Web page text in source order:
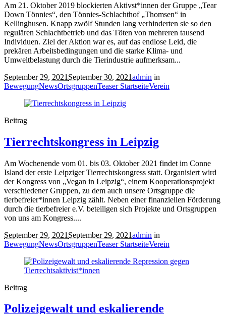
Am 21. Oktober 2019 blockierten Aktivst*innen der Gruppe „Tear
Down Tönnies“, den Tönnies-Schlachthof „Thomsen“ in
Kellinghusen. Knapp zwölf Stunden lang verhinderten sie so den
regulären Schlachtbetrieb und das Töten von mehreren tausend
Individuen. Ziel der Aktion war es, auf das endlose Leid, die
prekären Arbeitsbedingungen und die starke Klima- und
Umweltbelastung durch die Tierindustrie aufmerksam...
September 29, 2021 September 30, 2021admin in
BewegungNewsOrtsgruppenTeaser StartseiteVerein
Beitrag
Tierrechtskongress in Leipzig
Am Wochenende vom 01. bis 03. Oktober 2021 findet im Conne
Island der erste Leipziger Tierrechtskongress statt. Organisiert wird
der Kongress von „Vegan in Leipzig“, einem Kooperationsprojekt
verschiedener Gruppen, zu dem auch unsere Ortsgruppe die
tierbefreier*innen Leipzig zählt. Neben einer finanziellen Förderung
durch die tierbefreier e.V. beteiligen sich Projekte und Ortsgruppen
von uns am Kongress....
September 29, 2021 September 29, 2021admin in
BewegungNewsOrtsgruppenTeaser StartseiteVerein
Beitrag
Polizeigewalt und eskalierende